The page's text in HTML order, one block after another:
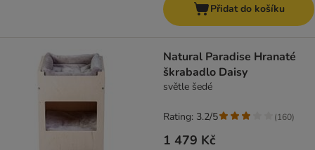
Přidat do košíku
Natural Paradise Hranaté
škrabadlo Daisy
světle šedé
1 479 Kč
Rating: 3.2/5 (160)